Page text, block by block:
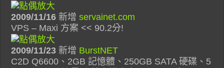
2009/11/16 新增servainet.com
VPS – Maxi 方案 << 90.2分!
2009/11/23 新增 BurstNET
C2D Q6600、2GB 記憶體、250GB SATA 硬碟、5